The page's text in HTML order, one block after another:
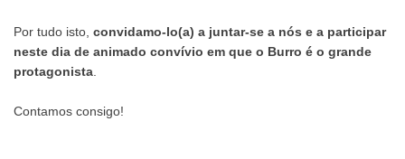
Por tudo isto, convidamo-lo(a) a juntar-se a nós e a participar
neste dia de animado convívio em que o Burro é o grande
protagonista
Contamos consigo!